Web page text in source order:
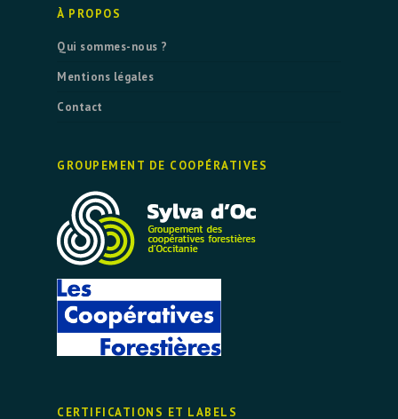
À PROPOS
Qui sommes-nous ?
Mentions légales
Contact
GROUPEMENT DE COOPÉRATIVES
CERTIFICATIONS ET LABELS